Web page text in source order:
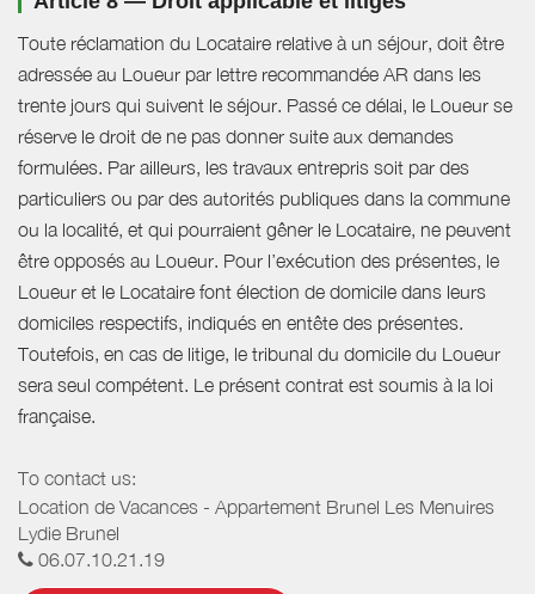
Toute réclamation du Locataire relative à un séjour, doit être
adressée au Loueur par lettre recommandée AR dans les
trente jours qui suivent le séjour. Passé ce délai, le Loueur se
réserve le droit de ne pas donner suite aux demandes
formulées. Par ailleurs, les travaux entrepris soit par des
particuliers ou par des autorités publiques dans la commune
ou la localité, et qui pourraient gêner le Locataire, ne peuvent
être opposés au Loueur. Pour l’exécution des présentes, le
Loueur et le Locataire font élection de domicile dans leurs
domiciles respectifs, indiqués en entête des présentes.
Toutefois, en cas de litige, le tribunal du domicile du Loueur
sera seul compétent. Le présent contrat est soumis à la loi
française.
To contact us:
Location de Vacances - Appartement Brunel Les Menuires
Lydie Brunel
06.07.10.21.19